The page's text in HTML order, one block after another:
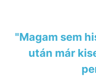
"Magam sem
után már